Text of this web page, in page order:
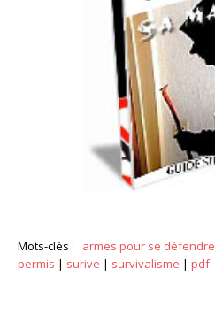
Mots-clés : armes pour se défendre
permis | surive | survivalisme | pdf